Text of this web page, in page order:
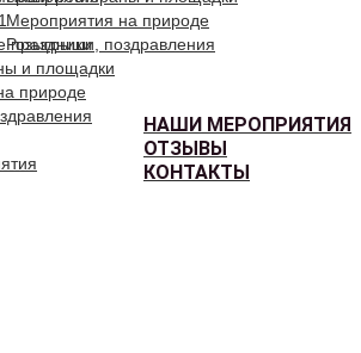
Мероприятия на природе
Розыгрыши, поздравления
НАШИ МЕРОПРИЯТИЯ
ОТЗЫВЫ
КОНТАКТЫ
праздники
и площадки
природе